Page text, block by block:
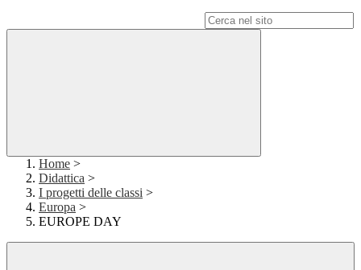
Home >
Didattica >
I progetti delle classi >
Europa >
EUROPE DAY